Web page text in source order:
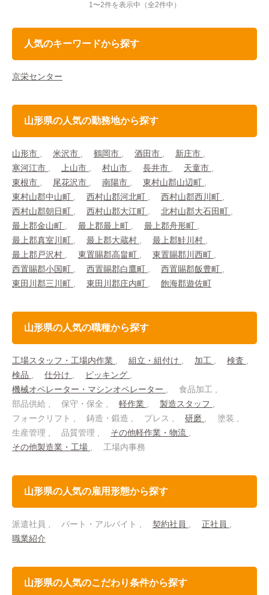
1〜2件を表示中 （全2件中）
人気のキーワードから探す
京栄センター
山形県の人気の勤務地から探す
山形市 米沢市 鶴岡市 酒田市
新庄市
寒河江市
上山市 村山市 長井市
天童市
東根市
尾花沢市 南陽市
東村山郡山辺町
東村山郡中山町
西村山郡河北町
西村山郡西川町
西村山郡朝日町
西村山郡大江町
北村山郡大石田町
最上郡金山町
最上郡最上町
最上郡舟形町
最上郡真室川町
最上郡大蔵村
最上郡鮭川村
最上郡戸沢村
東置賜郡高畠町
東置賜郡川西町
西置賜郡小国町
西置賜郡白鷹町
西置賜郡飯豊町
東田川郡三川町
東田川郡庄内町 飽海郡遊佐町
山形県の人気の職種から探す
工場スタッフ・工場内作業 組立・組付け 加工
検査
検品
仕分け
ピッキング
機械オペレーター・マシンオペレーター
食品加工
部品供給
保守・保全 軽作業
製造スタッフ
フォークリフト
鋳造・鍛造 プレス 研磨
塗装
生産管理
品質管理
その他軽作業・物流
その他製造業・工場
工場内事務
山形県の人気の雇用形態から探す
派遣社員 パート・アルバイト 契約社員
正社員
職業紹介
山形県の人気のこだわり条件から探す